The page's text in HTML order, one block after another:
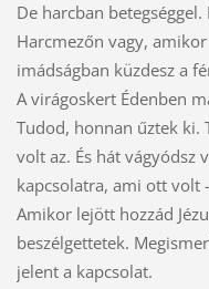
De harcban
Harcmezőn vagy,
imádságban küzdesz a
A virágoskert Édenben
Tudod, honnan űztek
volt az. És hát vágyódsz
kapcsolatra, ami ott volt
Amikor lejött hozzád
beszélgettetek.
jelent a kapcsolat.